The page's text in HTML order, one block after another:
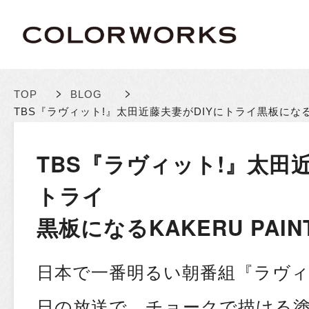
TOP > BLOG >
TBS『ラヴィット!』太田近藤夫妻がDIYにトライ黒板にな
TBS『ラヴィット!』太田
トライ
黒板になるKAKERU
日本で一番明るい朝番組『ラヴ